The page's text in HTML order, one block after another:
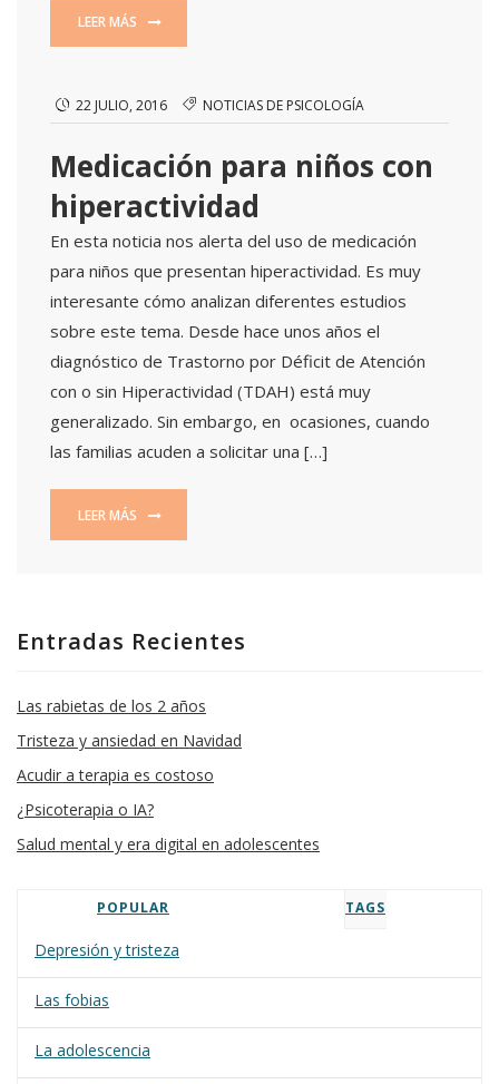
LEER MÁS
22 JULIO, 2016 NOTICIAS DE PSICOLOGÍA
Medicación para niños con
hiperactividad
En esta noticia nos alerta del uso de medicación
para niños que presentan hiperactividad. Es muy
interesante cómo analizan diferentes estudios
sobre este tema. Desde hace unos años el
diagnóstico de Trastorno por Déficit de Atención
con o sin Hiperactividad (TDAH) está muy
generalizado. Sin embargo, en ocasiones, cuando
las familias acuden a solicitar una […]
LEER MÁS
Entradas Recientes
Las rabietas de los 2 años
Tristeza y ansiedad en Navidad
Acudir a terapia es costoso
¿Psicoterapia o IA?
Salud mental y era digital en adolescentes
POPULAR TAGS
Depresión y tristeza
Las fobias
La adolescencia